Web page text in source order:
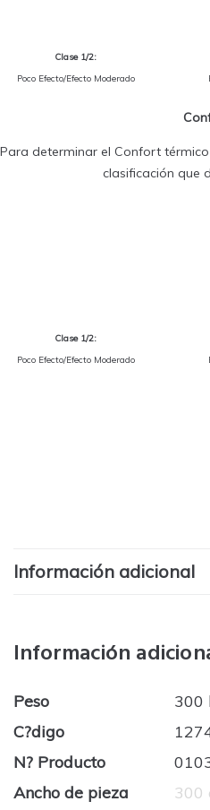
Clase 1/2:
Poco Efecto/Efecto Moderado
Para determinar el Confort
clasificación que
Clase 1/2:
Poco Efecto/Efecto Moderado
Información adicional
Información
Peso
300
C?digo
N? Producto
Ancho de pieza
300